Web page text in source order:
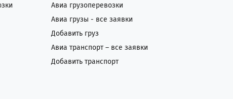
Авиа грузоперевозки
Авиа грузы - все заявки
Добавить груз
Авиа транспорт – все заявки
Добавить транспорт